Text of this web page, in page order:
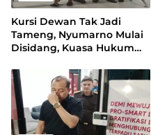
Kursi Dewan Tak Jadi
Tameng, Nyumarno Mulai
Disidang, Kuasa Hukum
Hukum Bebas Intervensi